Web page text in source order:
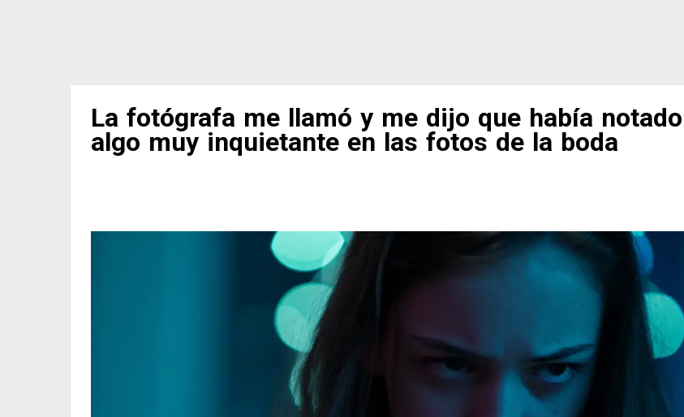
La fotógrafa me llamó y me dijo que había notado
algo muy inquietante en las fotos de la boda